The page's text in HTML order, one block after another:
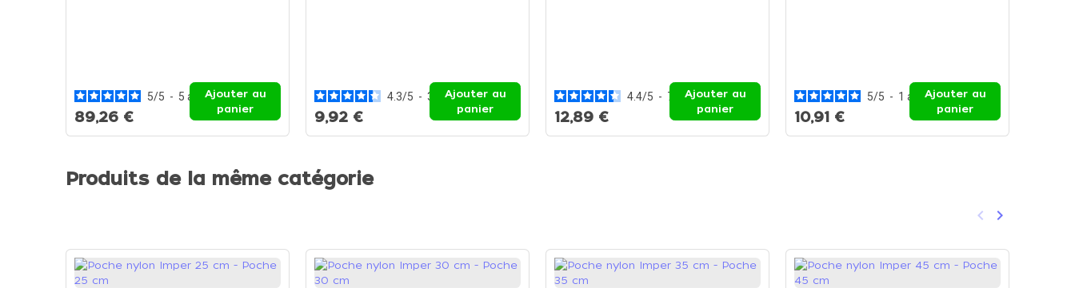
5/5 - 5 avis
89,26 €
Ajouter au
panier
4.3/5 - 3 avis
9,92 €
Ajouter au
panier
4.4/5 - 7 avis
12,89 €
Ajouter au
panier
5/5 - 1 avis
10,91 €
Ajouter au
panier
Produits de la même catégorie
Précédent
keyboard_arrow_left Suivant
keyboard_arrow_right